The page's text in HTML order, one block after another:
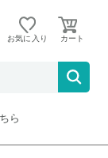
お気に入り
だいま取り扱い
ら